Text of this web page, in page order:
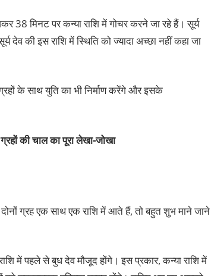
मिनट पर कन्या राशि में गोचर करने जा रहे हैं। सूर्य
देव की इस राशि में स्थिति को ज्यादा अच्छा नहीं कहा जा
के साथ युति का भी निर्माण करेंगे और इसके
की चाल का पूरा लेखा-जोखा
ग्रह एक साथ एक राशि में आते हैं, तो बहुत शुभ माने जाने
में पहले से बुध देव मौजूद होंगे। इस प्रकार, कन्या राशि में